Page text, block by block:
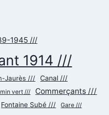
1945 ///
1914 ///
Jaurès /// Canal ///
vert /// Commerçants ///
Fontaine Subé /// Gare ///